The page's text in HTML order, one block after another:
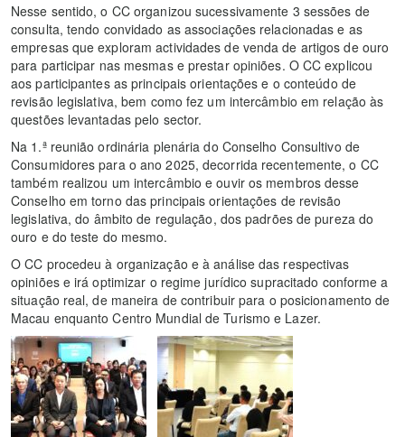
Nesse sentido, o CC organizou sucessivamente 3 sessões de
consulta, tendo convidado as associações relacionadas e as
empresas que exploram actividades de venda de artigos de ouro
para participar nas mesmas e prestar opiniões. O CC explicou
aos participantes as principais orientações e o conteúdo de
revisão legislativa, bem como fez um intercâmbio em relação às
questões levantadas pelo sector.
Na 1.ª reunião ordinária plenária do Conselho Consultivo de
Consumidores para o ano 2025, decorrida recentemente, o CC
também realizou um intercâmbio e ouvir os membros desse
Conselho em torno das principais orientações de revisão
legislativa, do âmbito de regulação, dos padrões de pureza do
ouro e do teste do mesmo.
O CC procedeu à organização e à análise das respectivas
opiniões e irá optimizar o regime jurídico supracitado conforme a
situação real, de maneira de contribuir para o posicionamento de
Macau enquanto Centro Mundial de Turismo e Lazer.